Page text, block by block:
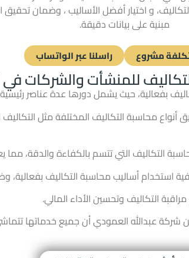
و اختيار أفضل الأساليب ، وضمان تحقيق
مبنية على بيانات دقيقة.
مشروع راسلنا عبر الواتساب
للمنشأت والشركات
بفعالية، حيث يشمل دورها عدة عناصر
محاسبة التكاليف المختلفة مثل التكاليف
التكاليف التي تتسم بالكفاءة والدقة، مما
استخدام أساليب محاسبة التكاليف بفعالية،
التكاليف وتحسين الأداء المالي.
شركة عبدالله العمودي أن جميع خدماتها